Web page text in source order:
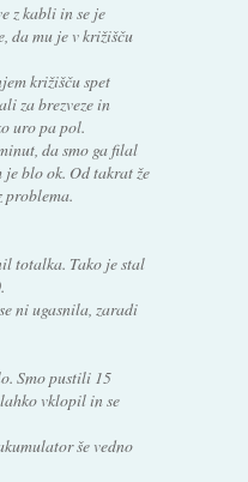
z kabli in se je
da mu je v križišču
križišču spet
za brezveze in
uro pa pol.
da smo ga filal
blo ok. Od takrat že
problema.
totalka. Tako je stal
ni ugasnila, zaradi
Smo pustili 15
vklopil in se
še vedno